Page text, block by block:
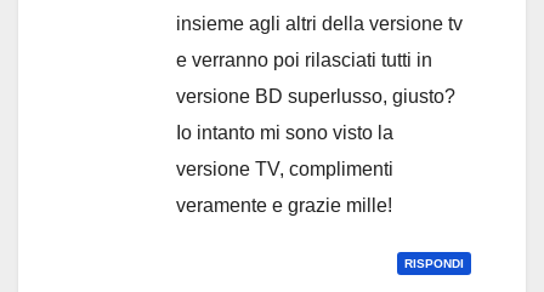
insieme agli altri della versione tv
e verranno poi rilasciati tutti in
versione BD superlusso, giusto?
Io intanto mi sono visto la
versione TV, complimenti
veramente e grazie mille!
RISPONDI